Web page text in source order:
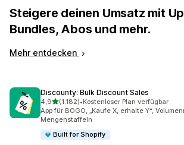
Steigere deinen Umsatz mit
Bundles, Abos und mehr.
Mehr entdecken
Discounty: Bulk Discount Sales
4,9von 5 Sternen
(1.182)
1182 Rezensionen insgesamt
•Kostenloser Plan verfügbar
App für BOGO, „Kaufe X, erhalte Y“,
Mengenstaffeln
Built for Shopify